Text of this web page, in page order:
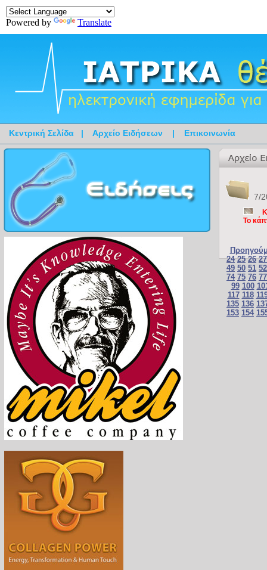
Powered by Translate
Κεντρική Σελίδα | Αρχείο Ειδήσεων | Επικοινωνία
7/
Το
24 25 26 27
49 50 51 52
74 75 76 77
99 100
117 118
135 136
153 154